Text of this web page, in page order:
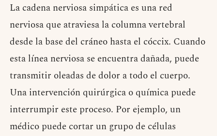
La cadena nerviosa simpática es una red
nerviosa que atraviesa la columna vertebral
desde la base del cráneo hasta el cóccix. Cuando
esta línea nerviosa se encuentra dañada, puede
transmitir oleadas de dolor a todo el cuerpo.
Una intervención quirúrgica o química puede
interrumpir este proceso. Por ejemplo, un
médico puede cortar un grupo de células